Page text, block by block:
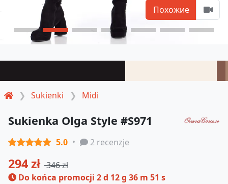
Sukienki Midi
Похожие
Sukienka Olga Style #S971
5.0 2 recenzje
294 zł 346 zł
Do końca promocji 2 d 12 g 36 m 51 s